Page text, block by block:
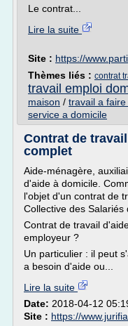
Le contrat...
Lire la suite
Site : https://
Thèmes liés : contrat
travail emploi
maison / travail a
service a domicile
Contrat de
complet
Aide-ménagère,
d'aide à domicile.
l'objet d'un contrat de
Collective des Salariés
Contrat de travail
employeur ?
Un particulier : il peut
a besoin d'aide ou...
Lire la suite
Date: 2018-04-12
Site : https://